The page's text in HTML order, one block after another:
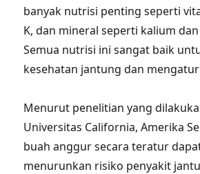
banyak nutrisi penting seperti
K, dan mineral seperti kalium
Semua nutrisi ini sangat baik
kesehatan jantung dan
Menurut penelitian yang
Universitas California, Amerika
buah anggur secara teratur
menurunkan risiko penyakit